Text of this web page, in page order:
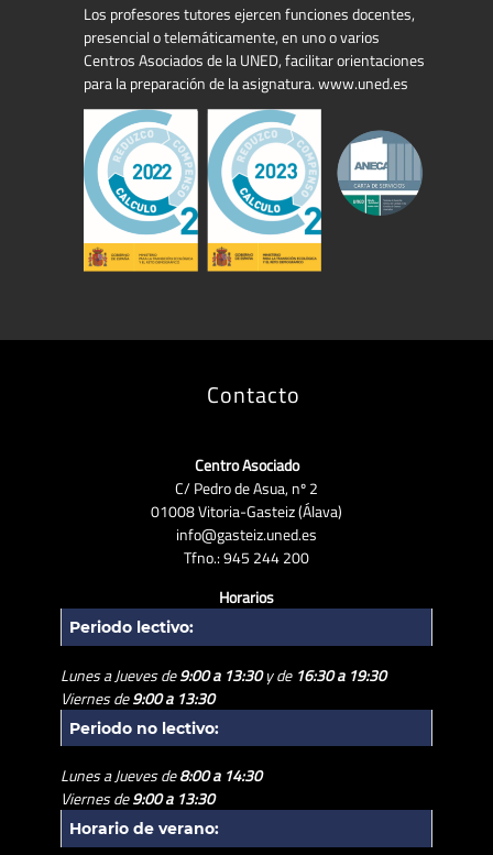
Los profesores tutores ejercen funciones docentes,
presencial o telemáticamente, en uno o varios
Centros Asociados de la UNED, facilitar orientaciones
para la preparación de la asignatura. www.uned.es
Contacto
Centro Asociado
C/ Pedro de Asua, nº 2
01008 Vitoria-Gasteiz (Álava)
info@gasteiz.uned.es
Tfno.: 945 244 200
Horarios
Periodo lectivo:
Lunes a Jueves de9:00 a 13:30y de 16:30 a 19:30
Viernes de9:00 a 13:30
Periodo no lectivo:
Lunes a Jueves de8:00 a 14:30
Viernes de9:00 a 13:30
Horario de verano: